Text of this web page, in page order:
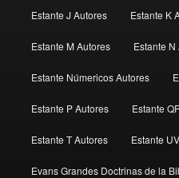
Estante J Autores Estante K
Estante M Autores Estante N
Estante Númericos Autores
Estante P Autores Estante
Estante T Autores Estante
Evans Grandes Doctrinas de la